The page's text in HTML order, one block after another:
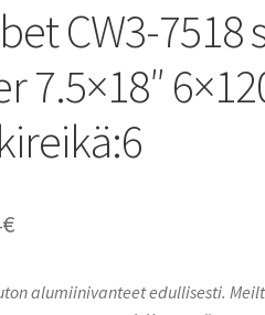
CW3-7518
7.5×18″
€
alumiinivanteet edullisesti.